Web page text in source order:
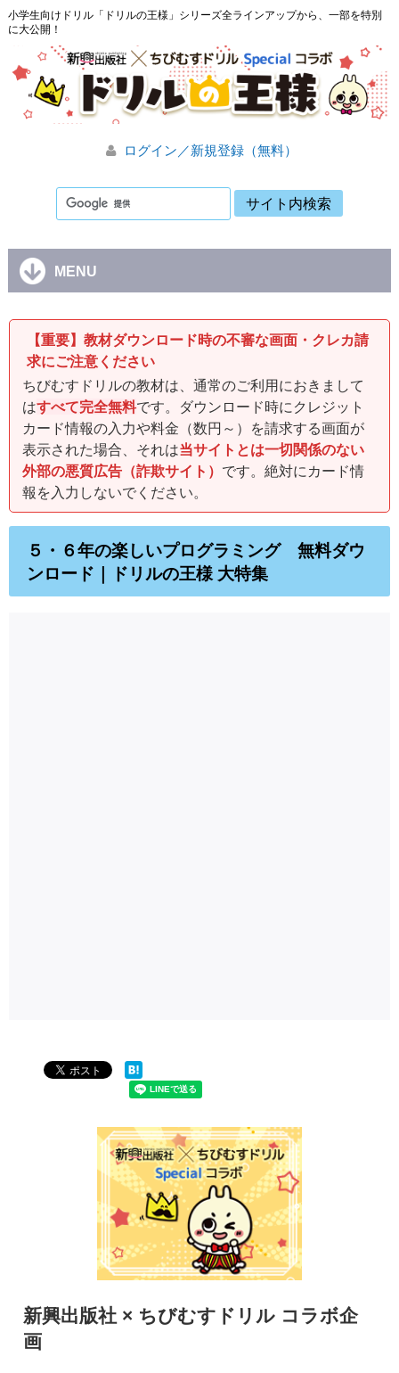
小学生向けドリル「ドリルの王様」シリーズ全ラインアップから、一部を特別
に大公開！
ログイン／新規登録（無料）
MENU
【重要】教材ダウンロード時の不審な画面・クレカ請
求にご注意ください
ちびむすドリルの教材は、通常のご利用におきまして
はすべて完全無料です。ダウンロード時にクレジット
カード情報の入力や料金（数円～）を請求する画面が
表示された場合、それは当サイトとは一切関係のない
外部の悪質広告（詐欺サイト） です。絶対にカード情
報を入力しないでください。
５・６年の楽しいプログラミング 無料ダウ
ンロード｜ドリルの王様 大特集
新興出版社 × ちびむすドリル コラボ企
画